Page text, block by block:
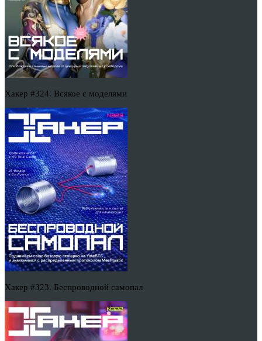
Хакер #324. Всякое с моделями
Хакер #323. Беспроводной самопал